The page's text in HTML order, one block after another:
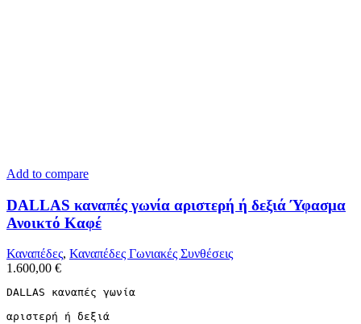
Add to compare
DALLAS καναπές γωνία αριστερή ή δεξιά Ύφασμα
Ανοικτό Καφέ
Καναπέδες, Καναπέδες Γωνιακές Συνθέσεις
1.600,00 €
DALLAS καναπές γωνία
αριστερή ή δεξιά